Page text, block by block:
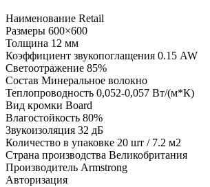
Наименование Retail
Размеры 600×600
Толщина 12 мм
Коэффициент звукопоглащения 0.15 AW
Светоотражение 85%
Состав Минеральное волокно
Теплопроводность 0,052-0,057 Вт/(м*К)
Вид кромки Board
Влагостойкость 80%
Звукоизоляция 32 дБ
Количество в упаковке 20 шт / 7.2 м2
Страна производства Великобритания
Производитель Armstrong
Авторизация